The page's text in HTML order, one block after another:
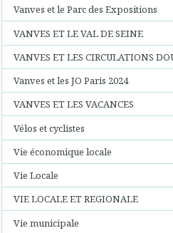
Vanves et le Parc des Expositions
VANVES ET LE VAL DE SEINE
VANVES ET LES CIRCULATIONS
Vanves et les JO Paris 2024
VANVES ET LES VACANCES
Vélos et cyclistes
Vie économique locale
Vie Locale
VIE LOCALE ET REGIONALE
Vie municipale